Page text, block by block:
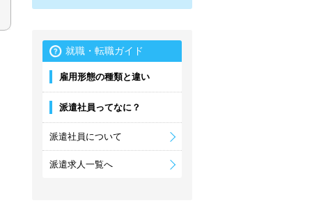
就職・転職ガイド
雇用形態の種類と違い
派遣社員ってなに？
派遣社員について
派遣求人一覧へ